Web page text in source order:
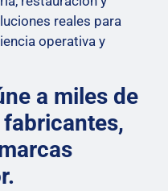
reales para
operativa y
a miles de